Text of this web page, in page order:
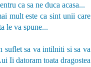
ca sa ne duca acasa...
mult este ca sint unii care
le va spune...
suflet sa va intilniti si sa va
Ii datoram toata dragostea